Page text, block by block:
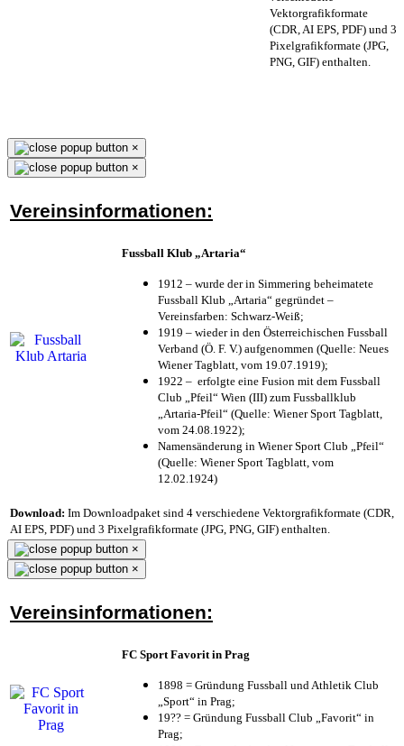
Vektorgrafikformate
(CDR, AI EPS, PDF) und 3
Pixelgrafikformate (JPG,
PNG, GIF) enthalten.
×
×
Vereinsinformationen:
Fussball Klub „Artaria“
1912 – wurde der in Simmering beheimatete
Fussball Klub „Artaria“ gegründet –
Vereinsfarben: Schwarz-Weiß;
1919 – wieder in den Österreichischen Fussball
Verband (Ö. F. V.) aufgenommen (Quelle: Neues
Wiener Tagblatt, vom 19.07.1919);
1922 – erfolgte eine Fusion mit dem Fussball
Club „Pfeil“ Wien (III) zum Fussballklub
„Artaria-Pfeil“ (Quelle: Wiener Sport Tagblatt,
vom 24.08.1922);
Namensänderung in Wiener Sport Club „Pfeil“
(Quelle: Wiener Sport Tagblatt, vom
12.02.1924)
Download: Im Downloadpaket sind 4 verschiedene Vektorgrafikformate (CDR,
AI EPS, PDF) und 3 Pixelgrafikformate (JPG, PNG, GIF) enthalten.
×
×
Vereinsinformationen:
FC Sport Favorit in Prag
1898 = Gründung Fussball und Athletik Club
„Sport“ in Prag;
19?? = Gründung Fussball Club „Favorit“ in
Prag;